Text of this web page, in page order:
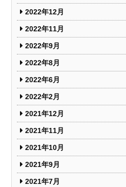
2022年12月
2022年11月
2022年9月
2022年8月
2022年6月
2022年2月
2021年12月
2021年11月
2021年10月
2021年9月
2021年7月